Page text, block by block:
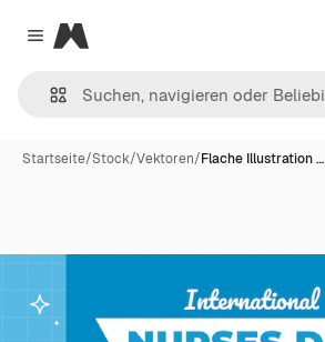
Close menu
Magnific
Startseite/Stock/Vektoren/Flache Illustration …